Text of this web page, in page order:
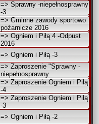
=> Sprawny -niepełnosprawny
-3
=> Gminne zawody sportowo
pożarnicze 2016
=> Ogniem i Piłą 4 -Odpust
2016
=> Ogniem i Piłą -3
=> Zaproszenie "Sprawny -
niepełnosprawny
=> Zaproszenie Ogniem i Piłą
-4
=> Zaproszenie Ogniem i Piłą
-3
=> Ogniem i Piłą -2